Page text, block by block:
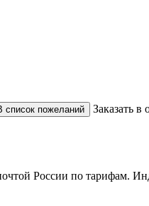
Заказать в
России по тарифам.